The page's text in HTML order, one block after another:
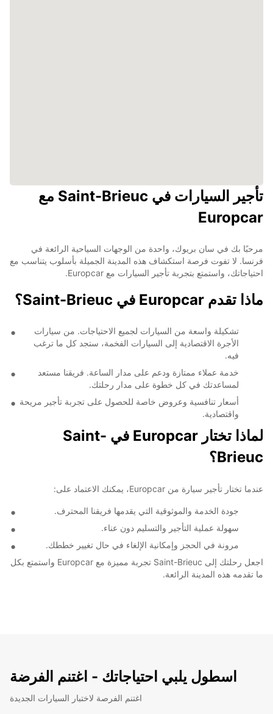
تأجير السيارات في Saint-Brieuc مع
Europcar
مرحبًا بك في سان بريوك، واحدة من الوجهات السياحية الرائعة في
فرنسا. لا تفوت فرصة استكشاف هذه المدينة الجميلة بأسلوب يتناسب مع
احتياجاتك، واستمتع بتجربة تأجير السيارات مع Europcar.
ماذا تقدم Europcar في Saint-Brieuc؟
تشكيلة واسعة من السيارات لجميع الاحتياجات. من سيارات
الأجرة الاقتصادية إلى السيارات الفخمة، ستجد كل ما ترغب
فيه.
خدمة عملاء ممتازة ودعم على مدار الساعة. فريقنا مستعد
لمساعدتك في كل خطوة على مدار رحلتك.
أسعار تنافسية وعروض خاصة للحصول على تجربة تأجير مريحة
واقتصادية.
لماذا تختار Europcar في Saint-
Brieuc؟
عندما تختار تأجير سيارة من Europcar، يمكنك الاعتماد على:
جودة الخدمة والموثوقية التي يقدمها فريقنا المحترف.
سهولة عملية التأجير والتسليم دون عناء.
مرونة في الحجز وإمكانية الإلغاء في حال تغيير خططك.
اجعل رحلتك إلى Saint-Brieuc تجربة مميزة مع Europcar واستمتع بكل
ما تقدمه هذه المدينة الرائعة.
اسطول يلبي احتياجاتك - اغتنم الفرضة
اغتنم الفرصة لاختبار السيارات الجديدة